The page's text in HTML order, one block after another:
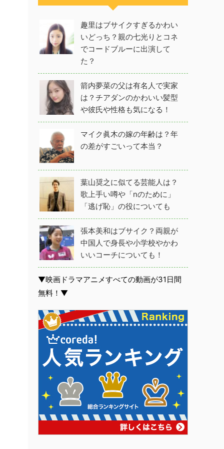
趣里はブサイクすぎるかわい
いどっち？親の七光りとコネ
でコードブルーに出演して
た？
箭内夢菜の父は有名人で実家
は？チアダンのかわいい髪型
や彼氏や性格も気になる！
マイク眞木の嫁の年齢は？年
の差がすごいって本当？
葉山奨之に似てる芸能人は？
歌上手い噂や「nのために」
「逃げ恥」の役についても
張本美和はブサイク？両親が
中国人で身長や小学校やかわ
いいコーチについても！
▼映画ドラマアニメすべての動画が31日間
無料！▼